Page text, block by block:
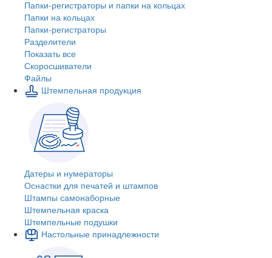
Папки-регистраторы и папки на кольцах
Папки на кольцах
Папки-регистраторы
Разделители
Показать все
Скоросшиватели
Файлы
Штемпельная продукция
Датеры и нумераторы
Оснастки для печатей и штампов
Штампы самонаборные
Штемпельная краска
Штемпельные подушки
Настольные принадлежности